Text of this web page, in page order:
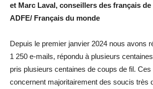
et Marc Laval, conseillers des français de
ADFE/ Français du monde
Depuis le premier janvier 2024 nous avons
1 250 e-mails, répondu à plusieurs
pris plusieurs centaines de coups de fil. Ces
concernent majoritairement des soucis très